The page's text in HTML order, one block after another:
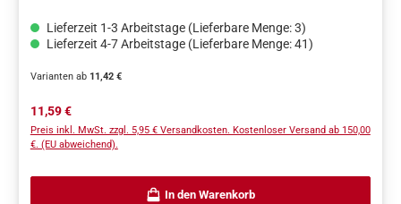
Lieferzeit 1-3 Arbeitstage (Lieferbare Menge: 3)
Lieferzeit 4-7 Arbeitstage (Lieferbare Menge: 41)
Varianten ab11,42 €
Regulärer Preis:
11,59 €
Preis inkl. MwSt. zzgl. 5,95 € Versandkosten. Kostenloser Versand ab 150,00
€. (EU abweichend).
In den Warenkorb